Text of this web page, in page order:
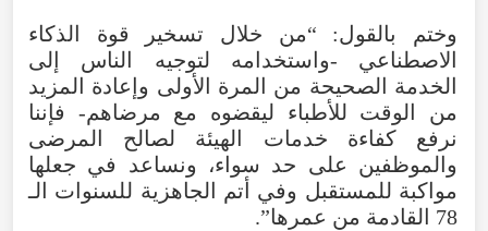
وختم
بالقول: “من خلال تسخير قوة
الذكاء
الاصطناعي -واستخدامه لتوجيه الناس
إلى
الخدمة
الصحيحة من المرة الأولى وإعادة
المزيد
من
الوقت للأطباء ليقضوه مع مرضاهم- فإننا
نرفع
كفاءة خدمات الهيئة لصالح
المرضى
والموظفين على حد سواء، ونساعد في جعلها
مواكبة للمستقبل وفي أتم الجاهزية للسنوات
الـ
78 القادمة من عمرها”.